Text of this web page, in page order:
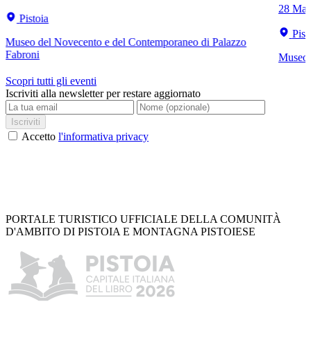
Pistoia
Museo del Novecento e del Contemporaneo di Palazzo
Fabroni
28
Museo
Scopri tutti gli eventi
Iscriviti alla newsletter per restare aggiornato
Iscriviti
Accetto l'informativa privacy
PORTALE TURISTICO UFFICIALE DELLA COMUNITÀ
D'AMBITO DI PISTOIA E MONTAGNA PISTOIESE